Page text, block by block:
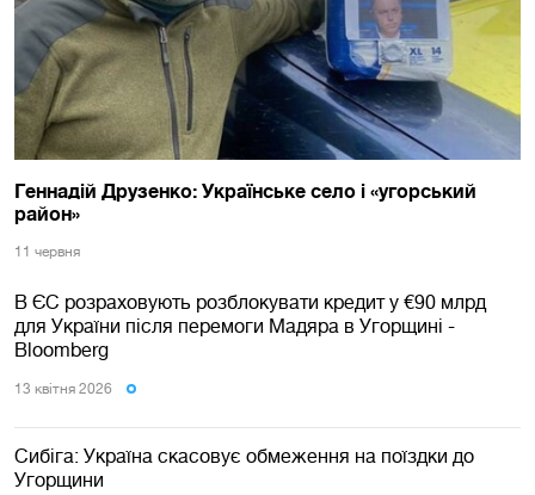
Геннадій Друзенко: Українське село і «угорський
район»
11 червня
В ЄС розраховують розблокувати кредит у €90 млрд
для України після перемоги Мадяра в Угорщині -
Bloomberg
13 квiтня 2026
Сибіга: Україна скасовує обмеження на поїздки до
Угорщини